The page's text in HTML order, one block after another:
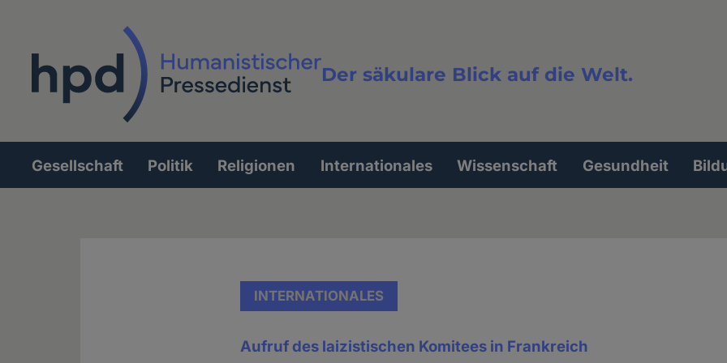
Der säkulare Blick auf die Welt.
Volltextsuche
Hauptnavigation
Gesellschaft Politik Religionen Internationales Wissenschaft Gesundheit
INTERNATIONALES
Aufruf des laizistischen Komitees in Frankreich